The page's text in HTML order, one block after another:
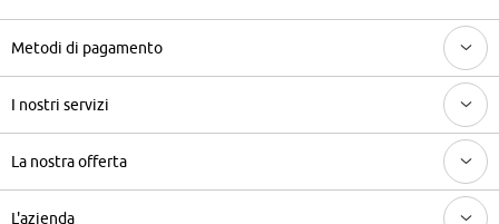
Metodi di pagamento
I nostri servizi
La nostra offerta
L'azienda